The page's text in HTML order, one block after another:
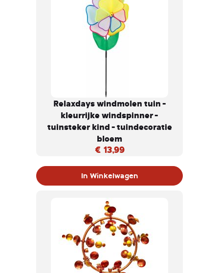
Relaxdays windmolen tuin -
kleurrijke windspinner -
tuinsteker kind - tuindecoratie
bloem
€ 13,99
In Winkelwagen